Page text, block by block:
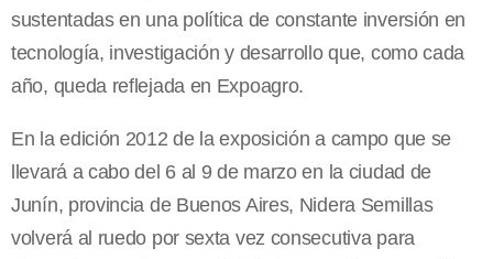
sustentadas en una política de constante inversión en
tecnología, investigación y desarrollo que, como cada
año, queda reflejada en Expoagro.
En la edición 2012 de la exposición a campo que se
llevará a cabo del 6 al 9 de marzo en la ciudad de
Junín, provincia de Buenos Aires, Nidera Semillas
volverá al ruedo por sexta vez consecutiva para